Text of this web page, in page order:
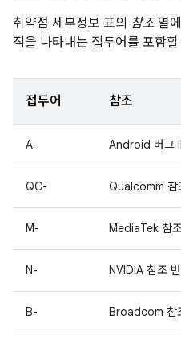
취약점 세부정보 표의 참조열
직을 나타내는 접두어를 포함
접두어 참조
A- Android 버그
QC- Qualcomm 참
M- MediaTek 참
N- NVIDIA 참조
B- Broadcom 참